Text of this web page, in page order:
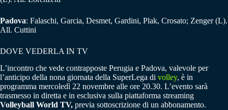
Padova: Falaschi, Garcia, Desmet, Gardini, Plak, Crosato; Zenger (L).
All. Cuttini
DOVE VEDERLA IN TV
L’incontro che vede contrapposte Perugia e Padova, valevole per
l’anticipo della nona giornata della SuperLega di volley, è in
programma mercoledì 22 novembre alle ore 20.30. L’evento sarà
trasmesso in diretta e in esclusiva sulla piattaforma streaming
Volleyball World TV, previa sottoscrizione di un abbonamento.